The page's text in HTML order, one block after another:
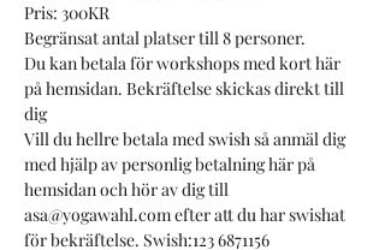
Pris: 300KR
Begränsat antal platser till 8 personer.
Du kan betala för workshops med kort här
på hemsidan. Bekräftelse skickas direkt till
dig
Vill du hellre betala med swish så anmäl dig
med hjälp av personlig betalning här på
hemsidan och hör av dig till
asa@yogawahl.com efter att du har swishat
för bekräftelse. Swish:123 6871156